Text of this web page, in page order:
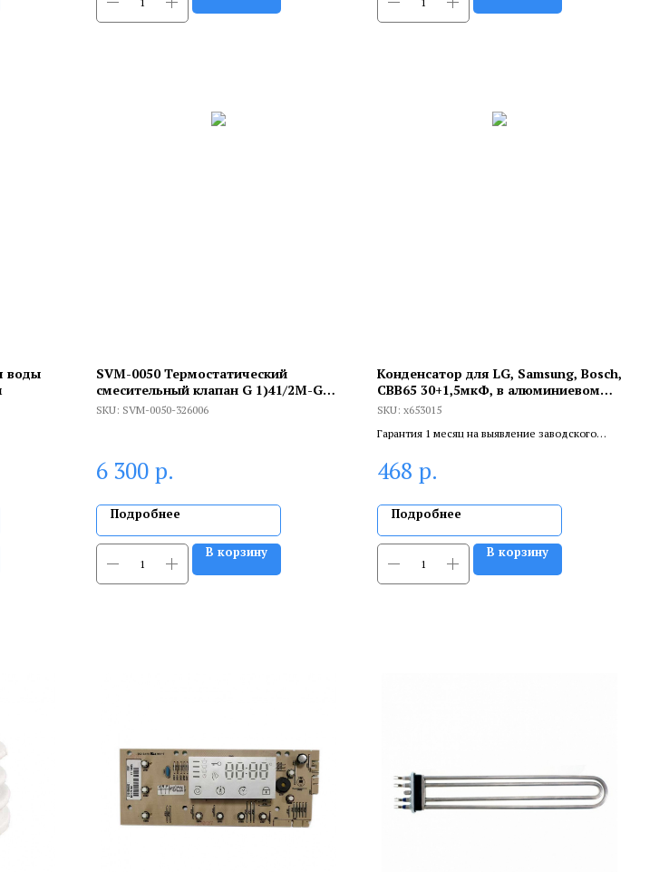
воды
SVM-0050 Термостатический
смесительный клапан G 1)41/2M-G
1)41/2F-G 1)4M 60°С
SKU: SVM-0050-326006
6 300 р.
Подробнее
В корзину
Конденсатор для LG, Samsung, Bosch,
СВВ65 30+1,5мкФ, в алюминиевом
корпусе, совмещенный, 450V,
SKU: x653015
Гарантия 1 месяц на выявление заводского
сертифицированный специалист.
468 р.
Подробнее
В корзину